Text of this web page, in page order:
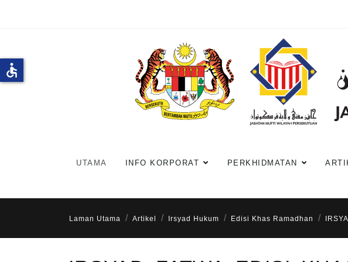
UTAMA INFO KORPORAT PERKHIDMATAN
Laman Utama Artikel Irsyad Hukum Edisi Khas Ramadhan
accessible